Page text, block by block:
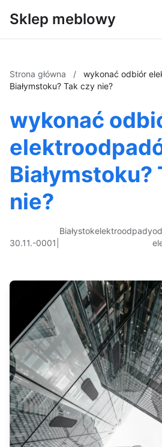
Sklep meblowy
Strona główna /
wykonać odbiór
Białymstoku? Tak czy nie?
wykonać
Białymstoku?
nie?
30.11.-0001
Białystokelektroodpady